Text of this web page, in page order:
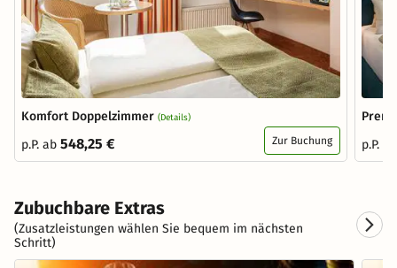
Komfort Doppelzimmer (Details)
p.P. ab 548,25 € Zur Buchung
p.P.
Zubuchbare Extras
(Zusatzleistungen wählen Sie bequem im nächsten
Schritt)